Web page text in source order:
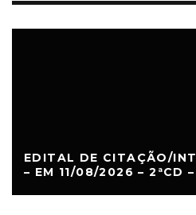
EDITAL DE CITAÇÃO/
– EM 11/08/2026 – 2ªCD